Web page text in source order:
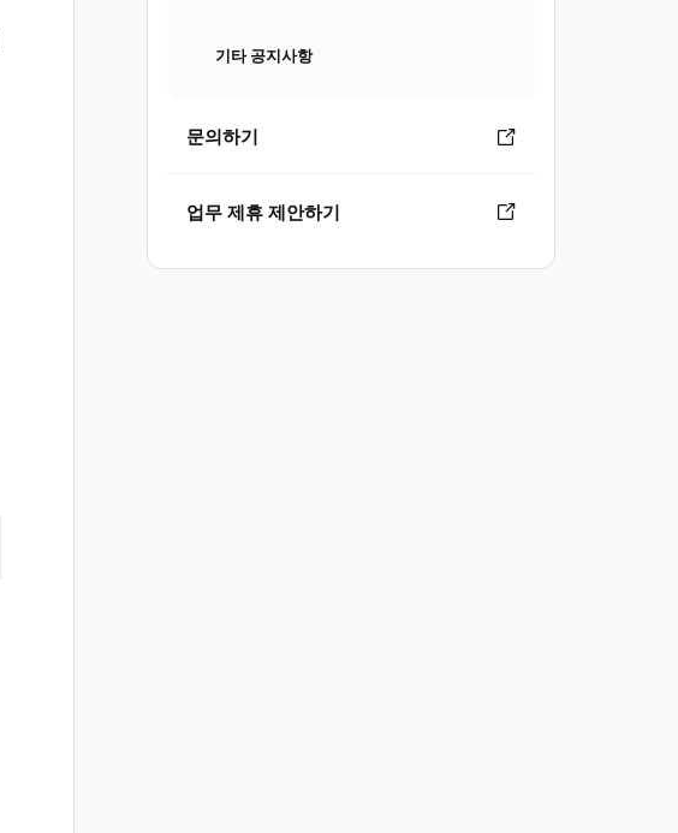
기타 공지사항
문의하기
업무 제휴 제안하기